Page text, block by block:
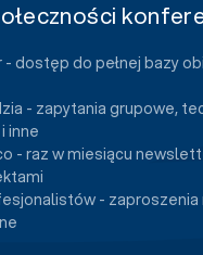
- dostęp do pełnej bazy
- zapytania grupowe,
inne
- raz w miesiącu
- zaproszenia